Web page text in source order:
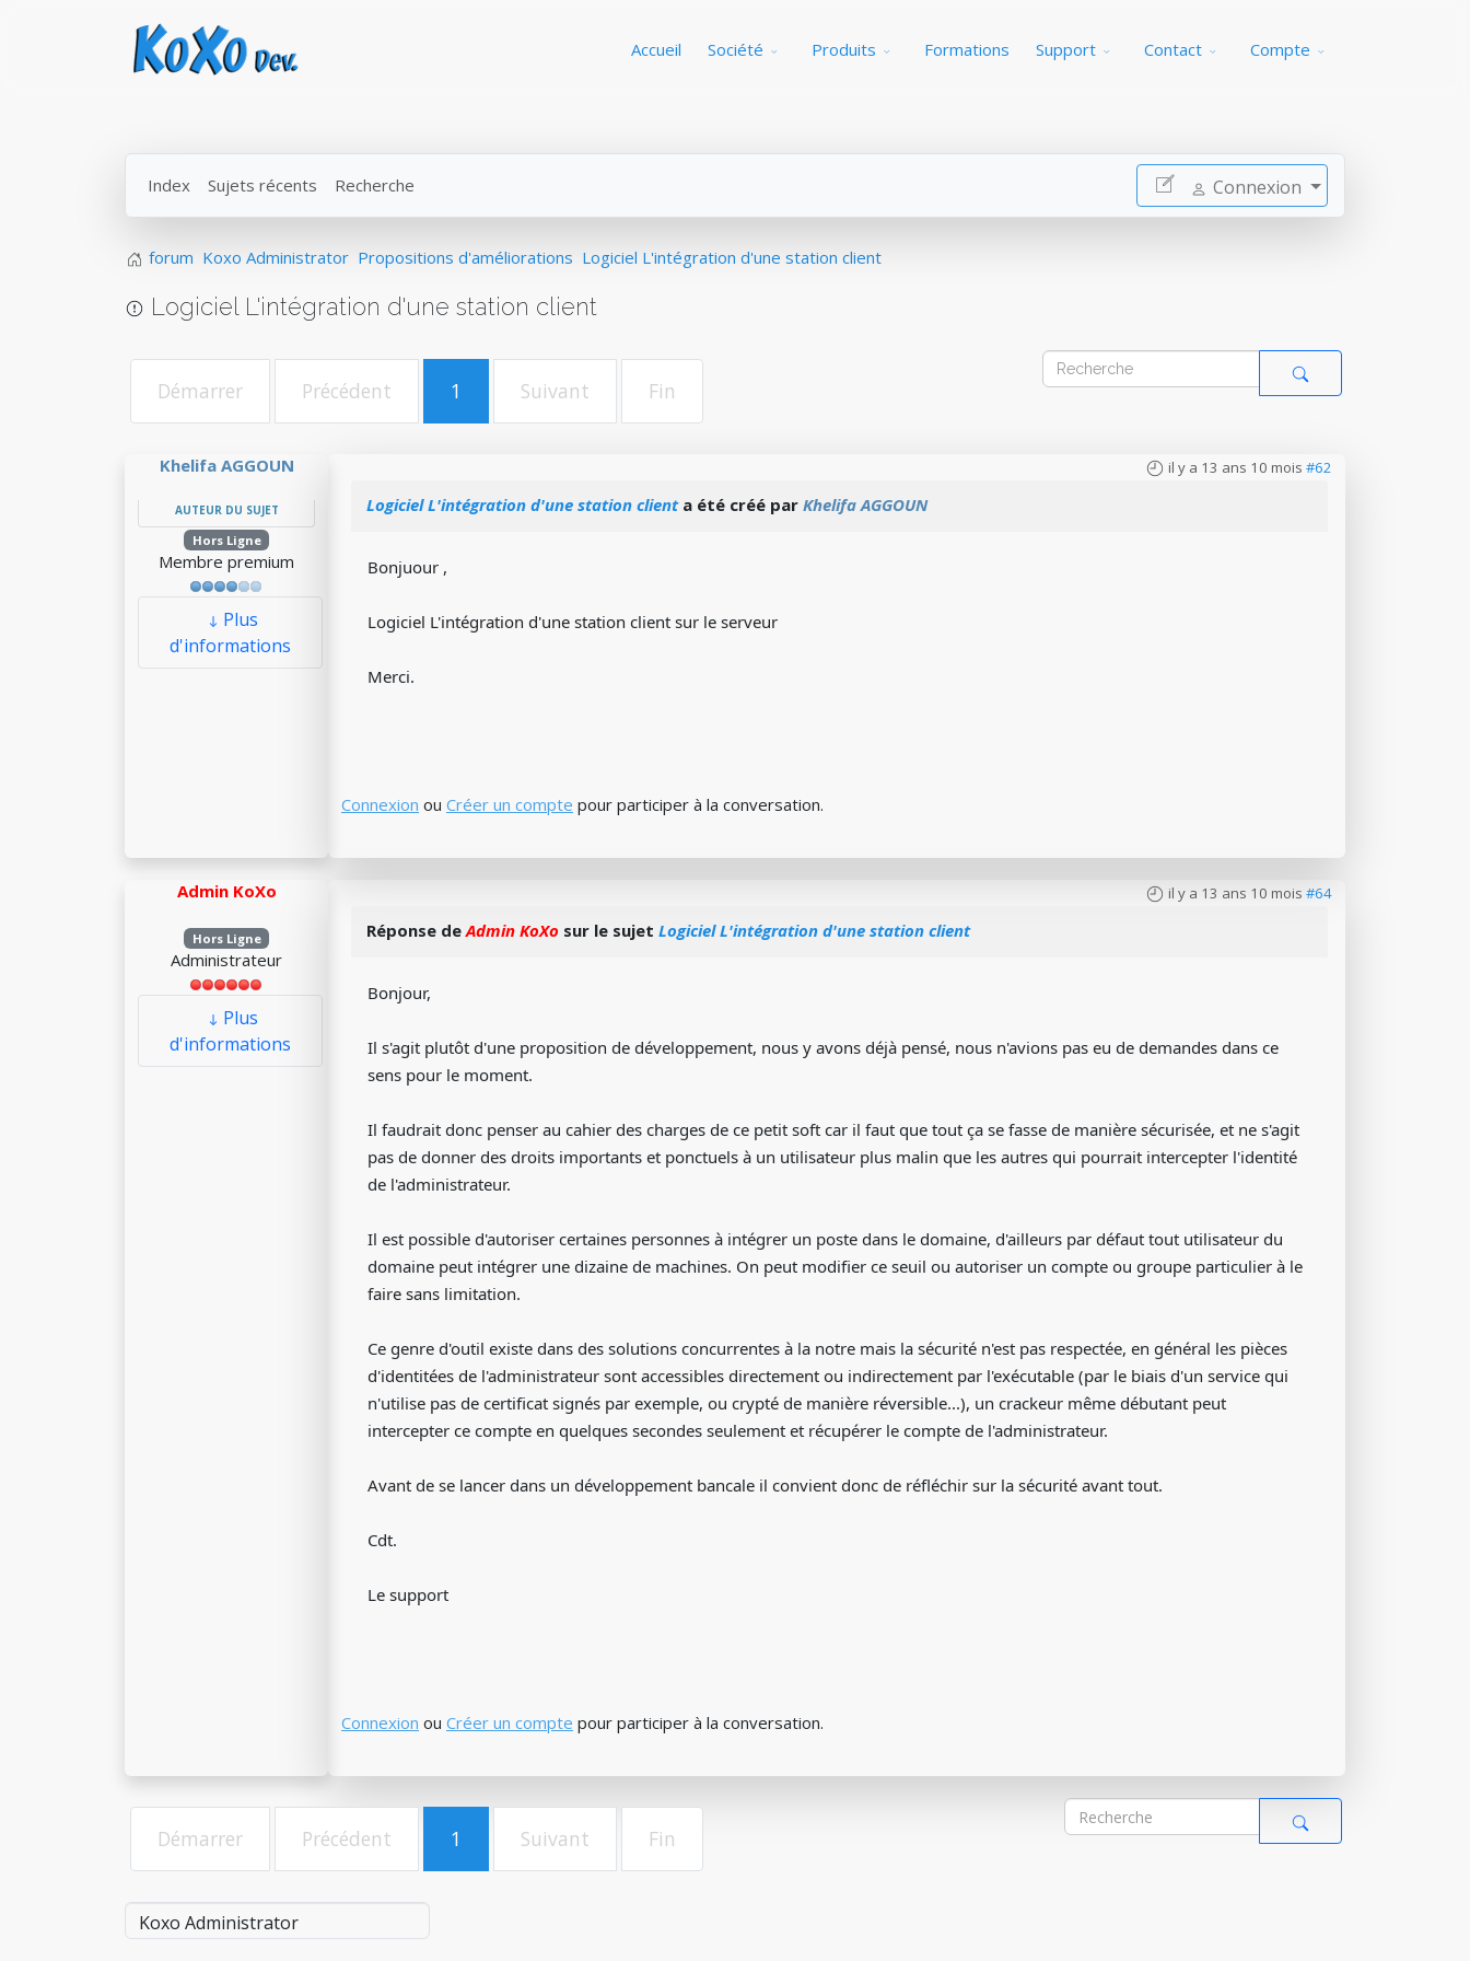
Accueil Société Produits Formations Support Contact Compte
Index Sujets récents Recherche Connexion
forum Koxo Administrator Propositions d'améliorations Logiciel L'intégration d'une station client
Logiciel L'intégration d'une station client
Démarrer Précédent 1 Suivant Fin
Khelifa AGGOUN
AUTEUR DU SUJET
Hors Ligne
Membre premium
Plus
d'informations
il y a 13 ans 10 mois #62
Logiciel L'intégration d'une station clienta été créé par Khelifa AGGOUN
Bonjuour ,
Logiciel L'intégration d'une station client sur le serveur
Merci.
Connexion ou Créer un compte pour participer à la conversation.
Admin KoXo
Hors Ligne
Administrateur
Plus
d'informations
il y a 13 ans 10 mois #64
Réponse deAdmin KoXo sur le sujet Logiciel L'intégration d'une station client
Bonjour,
Il s'agit plutôt d'une proposition de développement, nous y avons déjà pensé, nous n'avions pas eu de demandes dans ce
sens pour le moment.
Il faudrait donc penser au cahier des charges de ce petit soft car il faut que tout ça se fasse de manière sécurisée, et ne s'agit
pas de donner des droits importants et ponctuels à un utilisateur plus malin que les autres qui pourrait intercepter l'identité
de l'administrateur.
Il est possible d'autoriser certaines personnes à intégrer un poste dans le domaine, d'ailleurs par défaut tout utilisateur du
domaine peut intégrer une dizaine de machines. On peut modifier ce seuil ou autoriser un compte ou groupe particulier à le
faire sans limitation.
Ce genre d'outil existe dans des solutions concurrentes à la notre mais la sécurité n'est pas respectée, en général les pièces
d'identitées de l'administrateur sont accessibles directement ou indirectement par l'exécutable (par le biais d'un service qui
n'utilise pas de certificat signés par exemple, ou crypté de manière réversible...), un crackeur même débutant peut
intercepter ce compte en quelques secondes seulement et récupérer le compte de l'administrateur.
Avant de se lancer dans un développement bancale il convient donc de réfléchir sur la sécurité avant tout.
Cdt.
Le support
Connexion ou Créer un compte pour participer à la conversation.
Démarrer Précédent 1 Suivant Fin